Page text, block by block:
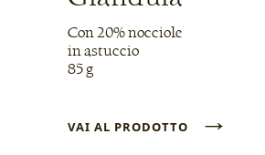
Con 20% nocciole
in astuccio
85 g
VAI AL PRODOTTO →